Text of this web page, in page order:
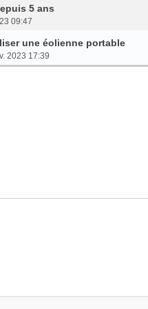
5 ans
09:47
une éolienne portable
2023 17:39